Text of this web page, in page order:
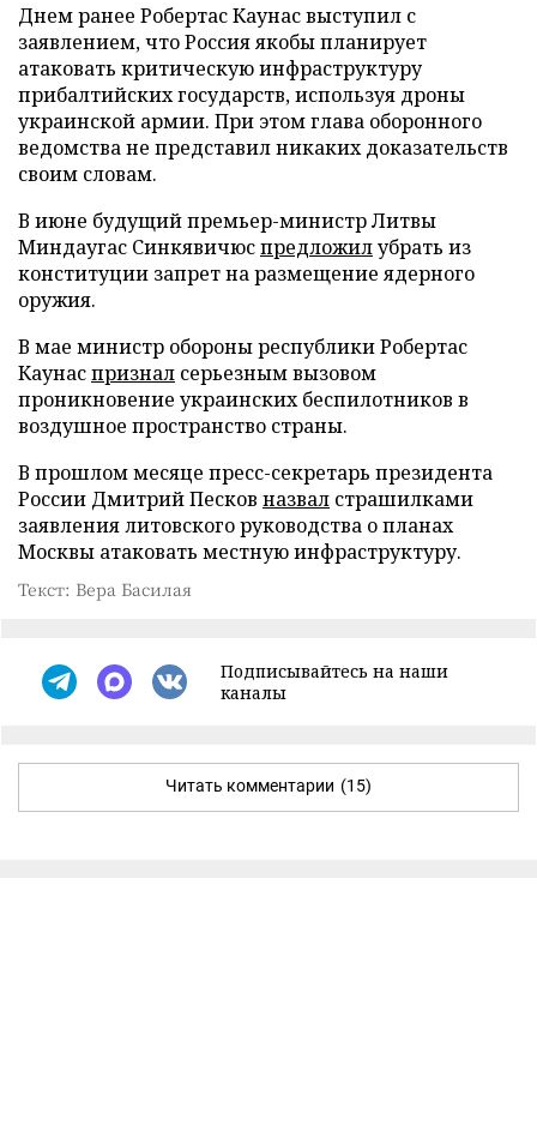
Днем ранее Робертас Каунас выступил с
заявлением, что Россия якобы планирует
атаковать критическую инфраструктуру
прибалтийских государств, используя дроны
украинской армии. При этом глава оборонного
ведомства не представил никаких доказательств
своим словам.
В июне будущий премьер-министр Литвы
Миндаугас Синкявичюспредложилубрать из
конституции запрет на размещение ядерного
оружия.
В мае министр обороны республики Робертас
Каунаспризнал серьезным вызовом
проникновение украинских беспилотников в
воздушное пространство страны.
В прошлом месяце пресс-секретарь президента
России Дмитрий Песков назвал страшилками
заявления литовского руководства о планах
Москвы атаковать местную инфраструктуру.
Текст: Вера Басилая
Подписывайтесь на наши
каналы
Читать комментарии (15)